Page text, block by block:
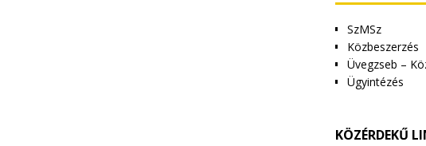
SzMSz
Közbeszerzés
Üvegzseb –
Ügyintézés
KÖZÉRDEKŰ